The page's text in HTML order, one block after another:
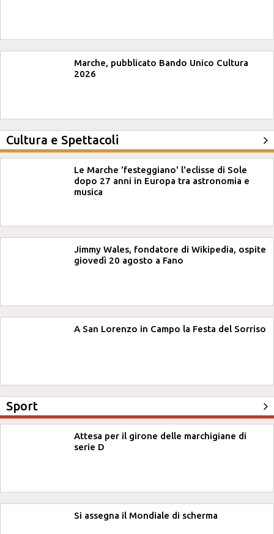
Marche, pubblicato Bando Unico Cultura
2026
Cultura e Spettacoli
Le Marche 'festeggiano' l'eclisse di Sole
dopo 27 anni in Europa tra astronomia e
musica
Jimmy Wales, fondatore di Wikipedia, ospite
giovedì 20 agosto a Fano
A San Lorenzo in Campo la Festa del Sorriso
Sport
Attesa per il girone delle marchigiane di
serie D
Si assegna il Mondiale di scherma